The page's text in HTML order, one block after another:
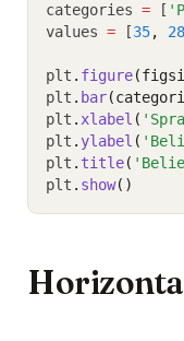
categories = [
values = [35, 28
plt . figure
plt . bar
plt . xlabel (
plt . ylabel (
plt . title(
plt . show()